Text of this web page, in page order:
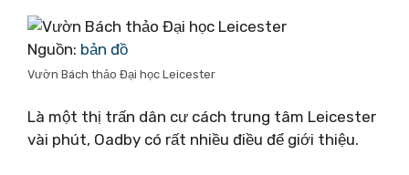
Nguồn: bản đồ
Vườn Bách thảo Đại học Leicester
Là một thị trấn dân cư cách trung tâm Leicester
vài phút, Oadby có rất nhiều điều để giới thiệu.